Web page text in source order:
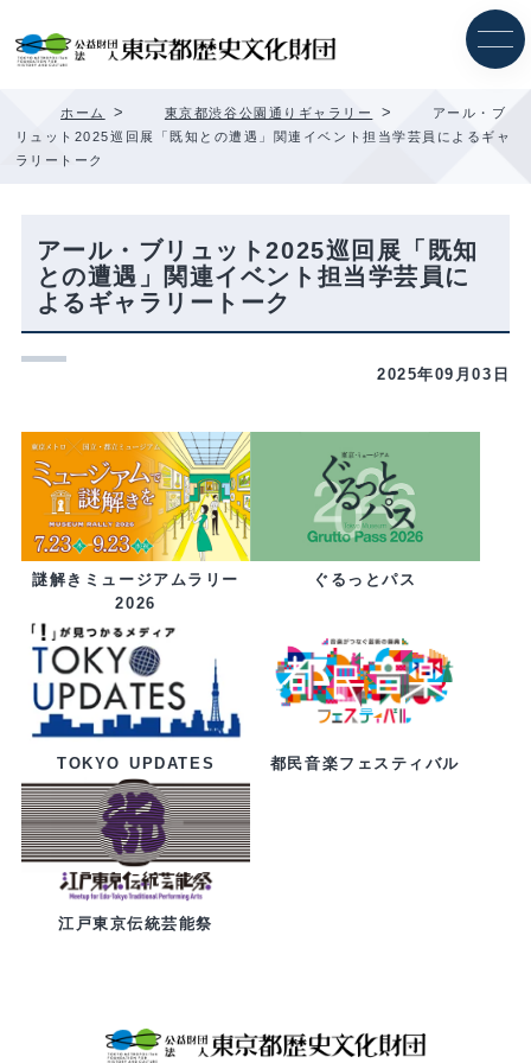
ホーム > 東京都渋谷公園通りギャラリー >
アール・ブ
リュット2025巡回展「既知との遭遇」関連イベント担当学芸員によるギャ
ラリートーク
アール・ブリュット2025巡回展「既知
との遭遇」関連イベント担当学芸員に
よるギャラリートーク
2025年09月03日
謎解きミュージアムラリー
2026
ぐるっとパス
TOKYO UPDATES 都民音楽フェスティバル
江戸東京伝統芸能祭